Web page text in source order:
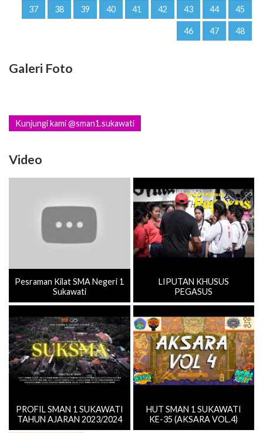
37 38 39 40 41 42 43 44 45
46 47 48
Galeri Foto
Kunjungi kami @sman1.sukawati
Video
Pesraman Kilat SMA Negeri 1
Sukawati
LIPUTAN KHUSUS
PEGASUS
PROFIL SMAN 1 SUKAWATI
TAHUN AJARAN 2023/2024
HUT SMAN 1 SUKAWATI
KE-35 (AKSARA VOL.4)